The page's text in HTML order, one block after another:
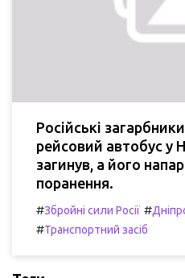
Російські
рейсовий автобус у
загинув, а його
поранення.
#Збройні сили Росії #
#Транспортний засіб